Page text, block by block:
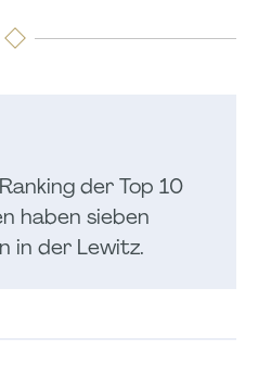
der Top 10
haben sieben
in der Lewitz.